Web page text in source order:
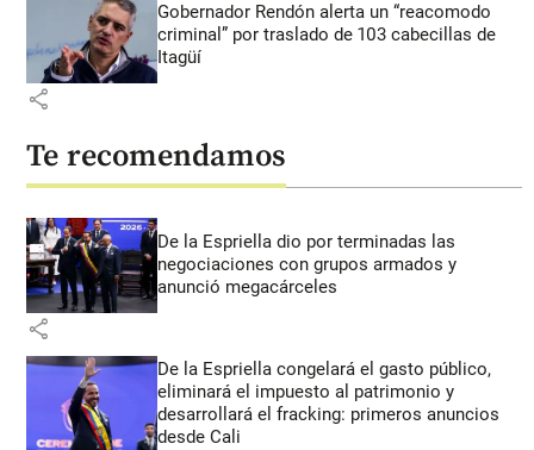
Gobernador Rendón alerta un “reacomodo
criminal” por traslado de 103 cabecillas de
Itagüí
share
Te recomendamos
De la Espriella dio por terminadas las
negociaciones con grupos armados y
anunció megacárceles
share
De la Espriella congelará el gasto público,
eliminará el impuesto al patrimonio y
desarrollará el fracking: primeros anuncios
desde Cali